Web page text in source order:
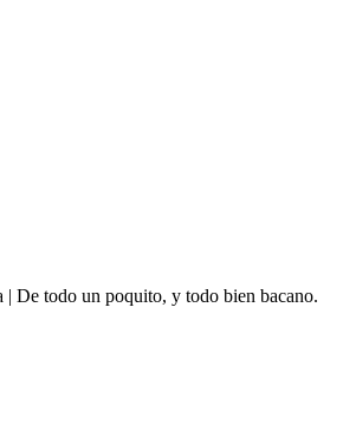
| De todo un poquito, y todo bien bacano.